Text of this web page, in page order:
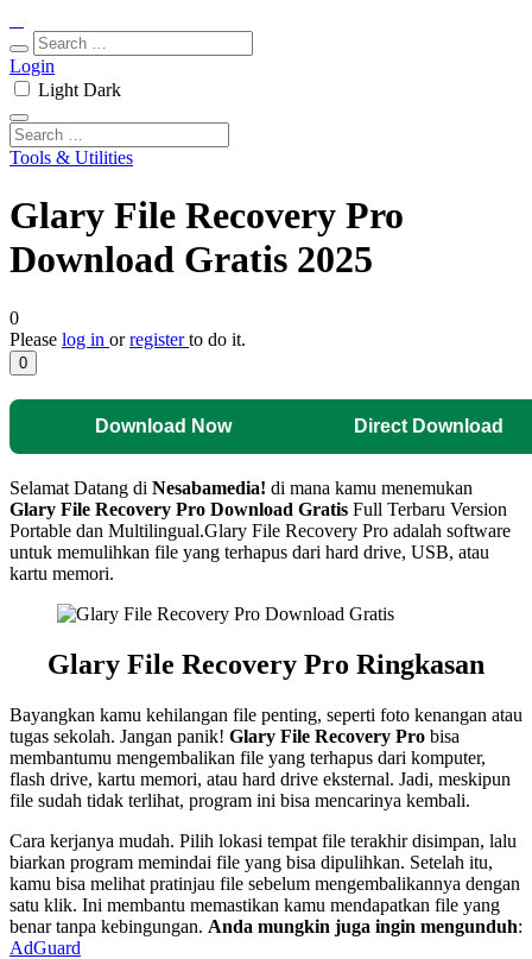
Login
Light Dark
Tools & Utilities
Glary File Recovery Pro
Download Gratis 2025
0
Please log in orregisterto do it.
0
Download Now Direct Download
Selamat Datang di Nesabamedia! di mana kamu menemukan
Glary File Recovery Pro Download Gratis Full Terbaru Version
Portable dan Multilingual.Glary File Recovery Pro adalah software
untuk memulihkan file yang terhapus dari hard drive, USB, atau
kartu memori.
Glary File Recovery Pro Ringkasan
Bayangkan kamu kehilangan file penting, seperti foto kenangan atau
tugas sekolah. Jangan panik! Glary File Recovery Pro bisa
membantumu mengembalikan file yang terhapus dari komputer,
flash drive, kartu memori, atau hard drive eksternal. Jadi, meskipun
file sudah tidak terlihat, program ini bisa mencarinya kembali.
Cara kerjanya mudah. Pilih lokasi tempat file terakhir disimpan, lalu
biarkan program memindai file yang bisa dipulihkan. Setelah itu,
kamu bisa melihat pratinjau file sebelum mengembalikannya dengan
satu klik. Ini membantu memastikan kamu mendapatkan file yang
benar tanpa kebingungan. Anda mungkin juga ingin mengunduh:
AdGuard